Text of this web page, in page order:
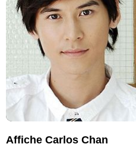
Affiche Carlos Chan